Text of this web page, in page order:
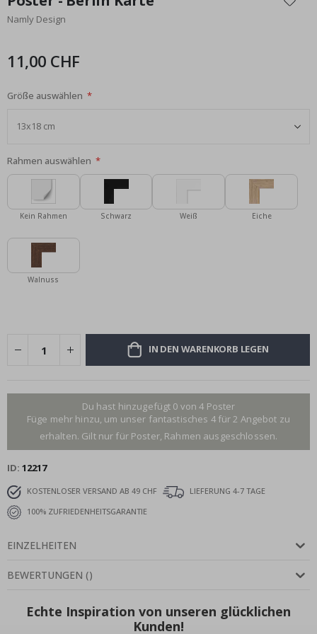
der
Bildgalerie
Namly Design
11,00 CHF
Größe auswählen
Rahmen auswählen
Kein Rahmen Schwarz Weiß Eiche
Walnuss
IN DEN WARENKORB LEGEN
Du hast hinzugefügt 0 von 4 Poster
Füge mehr hinzu, um unser fantastisches 4 für 2 Angebot zu
erhalten. Gilt nur für Poster, Rahmen ausgeschlossen.
ID 12217
KOSTENLOSER VERSAND AB 49 CHF
LIEFERUNG 4-7 TAGE
100% ZUFRIEDENHEITSGARANTIE
EINZELHEITEN
BEWERTUNGEN ()
Echte Inspiration von unseren glücklichen
Kunden!